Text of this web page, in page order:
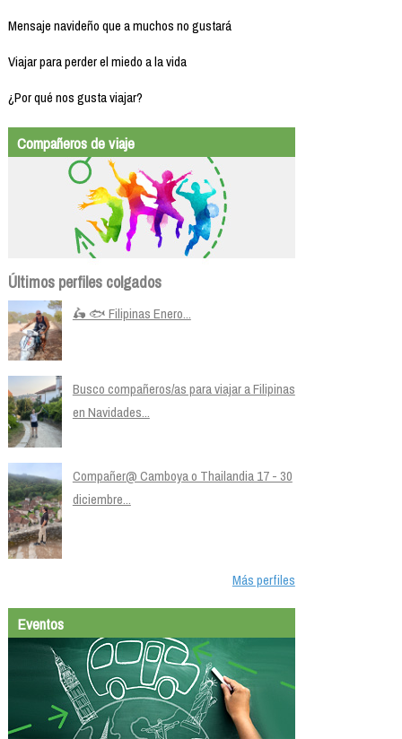
Mensaje navideño que a muchos no gustará
Viajar para perder el miedo a la vida
¿Por qué nos gusta viajar?
Compañeros de viaje
Últimos perfiles colgados
🛵 🐟 Filipinas Enero...
Busco compañeros/as para viajar a Filipinas
en Navidades...
Compañer@ Camboya o Thailandia 17 - 30
diciembre...
Más perfiles
Eventos